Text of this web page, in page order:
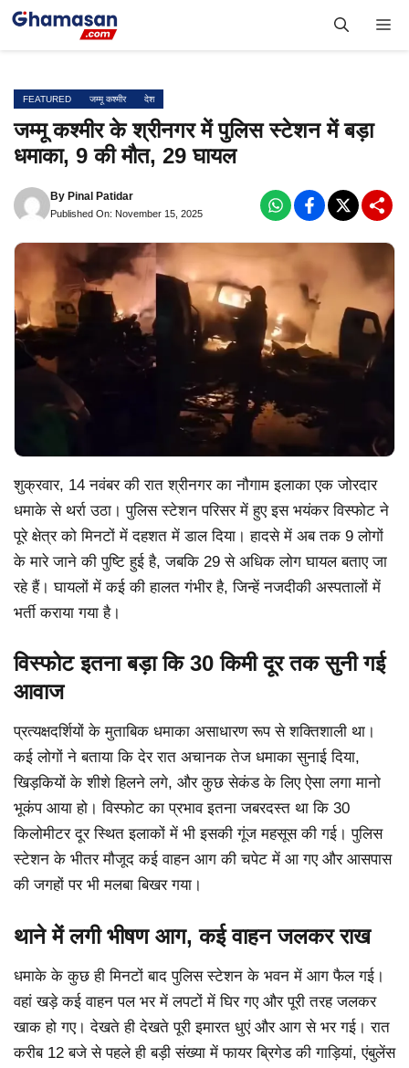
Skip
FEATURED जम्मू कश्मीर देश
जम्मू कश्मीर के श्रीनगर में पुलिस स्टेशन में बड़ा
धमाका, 9 की मौत, 29 घायल
By Pinal Patidar
Published On: November 15, 2025
शुक्रवार, 14 नवंबर की रात श्रीनगर का नौगाम इलाका एक जोरदार
धमाके से थर्रा उठा। पुलिस स्टेशन परिसर में हुए इस भयंकर विस्फोट ने
पूरे क्षेत्र को मिनटों में दहशत में डाल दिया। हादसे में अब तक 9 लोगों
के मारे जाने की पुष्टि हुई है, जबकि 29 से अधिक लोग घायल बताए जा
रहे हैं। घायलों में कई की हालत गंभीर है, जिन्हें नजदीकी अस्पतालों में
भर्ती कराया गया है।
विस्फोट इतना बड़ा कि 30 किमी दूर तक सुनी गई
आवाज
प्रत्यक्षदर्शियों के मुताबिक धमाका असाधारण रूप से शक्तिशाली था।
कई लोगों ने बताया कि देर रात अचानक तेज धमाका सुनाई दिया,
खिड़कियों के शीशे हिलने लगे, और कुछ सेकंड के लिए ऐसा लगा मानो
भूकंप आया हो। विस्फोट का प्रभाव इतना जबरदस्त था कि 30
किलोमीटर दूर स्थित इलाकों में भी इसकी गूंज महसूस की गई। पुलिस
स्टेशन के भीतर मौजूद कई वाहन आग की चपेट में आ गए और आसपास
की जगहों पर भी मलबा बिखर गया।
थाने में लगी भीषण आग, कई वाहन जलकर राख
धमाके के कुछ ही मिनटों बाद पुलिस स्टेशन के भवन में आग फैल गई।
वहां खड़े कई वाहन पल भर में लपटों में घिर गए और पूरी तरह जलकर
खाक हो गए। देखते ही देखते पूरी इमारत धुएं और आग से भर गई। रात
करीब 12 बजे से पहले ही बड़ी संख्या में फायर ब्रिगेड की गाड़ियां, एंबुलेंस